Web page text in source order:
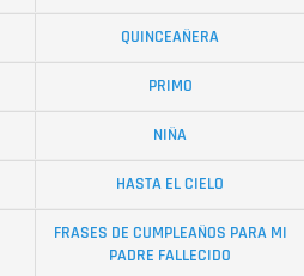
QUINCEAÑERA
PRIMO
NIÑA
HASTA EL CIELO
FRASES DE CUMPLEAÑOS PARA MI
PADRE FALLECIDO